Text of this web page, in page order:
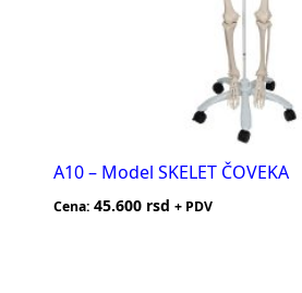
A10 – Model SKELET ČOVEKA
Cena: 45.600 rsd + PDV